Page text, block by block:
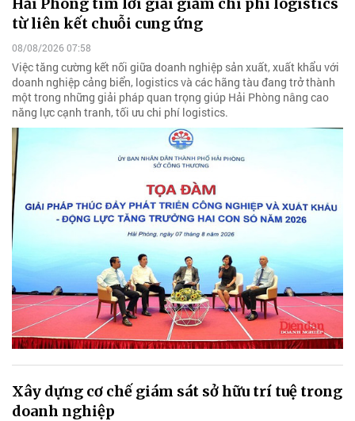
từ liên kết chuỗi cung ứng
08/08/2026 07:58
Việc tăng cường kết nối giữa doanh nghiệp sản xuất, xuất khẩu với
doanh nghiệp cảng biển, logistics và các hãng tàu đang trở thành
một trong những giải pháp quan trọng giúp Hải Phòng nâng cao
năng lực cạnh tranh, tối ưu chi phí logistics.
Xây dựng cơ chế giám sát sở hữu trí tuệ trong
doanh nghiệp